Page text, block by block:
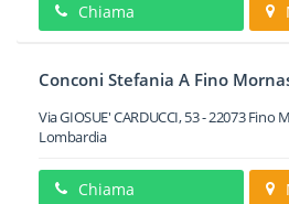
Chiama
Conconi Stefania A Fino
Via GIOSUE' CARDUCCI, 53-22073 Fino
Lombardia
Chiama